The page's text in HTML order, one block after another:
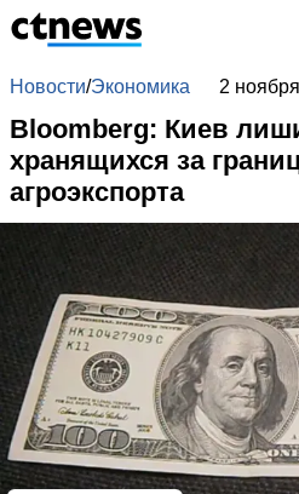
Новости/Экономика 2
Bloomberg: Киев
хранящихся за
агроэкспорта